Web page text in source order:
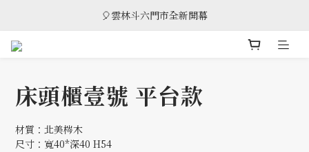
🎈雲林斗六門市全新開幕
🎈雲林斗六門市全新開幕
🎁 消費滿8萬享95折，滿12萬享9折優惠，部分商品除外
床頭櫃壹號 平台款
材質：北美梣木
尺寸：寬40*深40 H54